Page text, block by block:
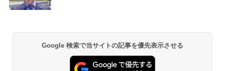
Google 検索で当サイトの記事を優先表示させる